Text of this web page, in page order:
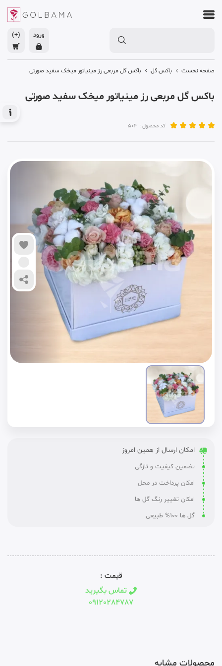
ورود (+)
صفحه نخست باکس گل باکس گل مربعی رز مینیاتور میخک سفید صورتی
باکس گل مربعی رز مینیاتور میخک سفید صورتی
کد محصول : 503
امکان ارسال از همین امروز
تضمین کیفیت و تازگی
امکان پرداخت در محل
امکان تغییر رنگ گل ها
گل ها 100% طبیعی
قیمت :
تماس بگیرید
09120284787
محصولات مشابه